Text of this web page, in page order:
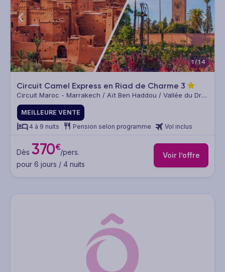
1/14
Circuit Camel Express en Riad de Charme 3
Circuit Maroc - Marrakech / Aït Ben Haddou / Vallée du Draa
/ Zagora / Oasis de Fint / Ouarzazate / Marrakech
MEILLEURE VENTE
4 à 9 nuits
Pension selon programme Vol inclus
Dès 370€/pers.
pour 6 jours / 4 nuits
Voir l’offre